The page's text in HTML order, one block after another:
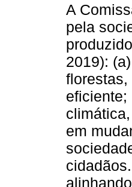
A
pela
2019):
florestas,
eficiente;
em